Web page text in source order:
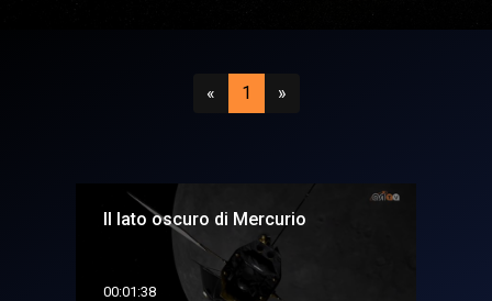
«Precedente
1 (attuale)
»Successivo
Il lato oscuro di Mercurio
00:01:38